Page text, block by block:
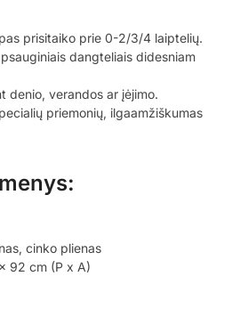
prisitaiko prie 0-2/3/4 laiptelių.
dangteliais didesniam
denio, verandos ar įėjimo.
priemonių, ilgaamžiškumas
cinko plienas
92 cm (P x A)